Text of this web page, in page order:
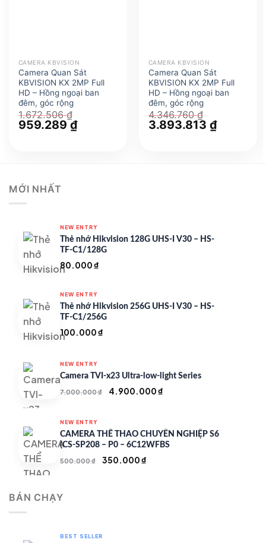
CAMERA KBVISION
Camera Quan Sát
KBVISION KX 2MP Full
HD – Hồng ngoại ban
đêm, góc rộng
1.672.506₫
Giá
gốc
959.289₫Giá
hiện
CAMERA KBVISION
Camera Quan Sát
KBVISION KX 2MP Full
HD – Hồng ngoại ban
đêm, góc rộng
4.346.760₫
Giá
gốc
3.893.813 ₫Giá
hiện
MỚI NHẤT
NEW ENTRY
Thẻ nhớ Hikvision 128G UHS-I V30 – HS-
TF-C1/128G
80.000₫
NEW ENTRY
Thẻ nhớ Hikvision 256G UHS-I V30 – HS-
TF-C1/256G
100.000₫
NEW ENTRY
Camera TVI-x23 Ultra-low-light Series
7.000.000₫
Giá
7.000.000 ₫.
4.900.000₫
là:
4.900.000 ₫.
NEW ENTRY
CAMERA THỂ THAO CHUYÊN NGHIỆP S6
(CS-SP208 – P0 – 6C12WFBS
500.000₫
Giá
350.000₫
BÁN CHẠY
BEST SELLER